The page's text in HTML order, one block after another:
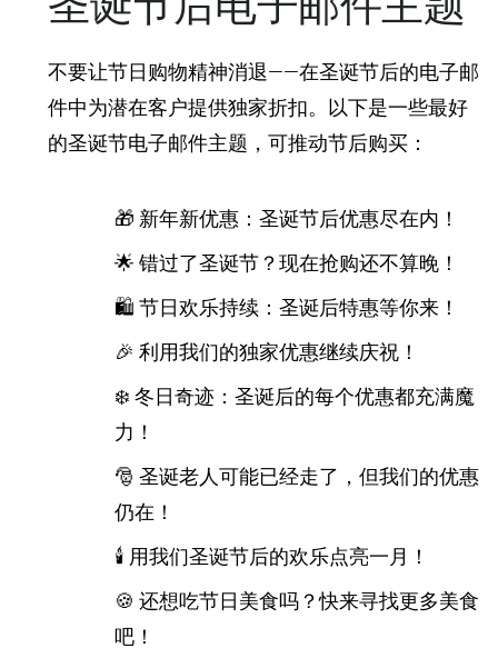
不要让节日购物精神消退——在圣诞节后的电子邮
件中为潜在客户提供独家折扣。以下是一些最好
的圣诞节电子邮件主题，可推动节后购买：
🎁 新年新优惠：圣诞节后优惠尽在内！
🌟 错过了圣诞节？现在抢购还不算晚！
🛍️ 节日欢乐持续：圣诞后特惠等你来！
🎉 利用我们的独家优惠继续庆祝！
❄️ 冬日奇迹：圣诞后的每个优惠都充满魔
力！
🎅 圣诞老人可能已经走了，但我们的优惠
仍在！
🕯️ 用我们圣诞节后的欢乐点亮一月！
🍪 还想吃节日美食吗？快来寻找更多美食
吧！